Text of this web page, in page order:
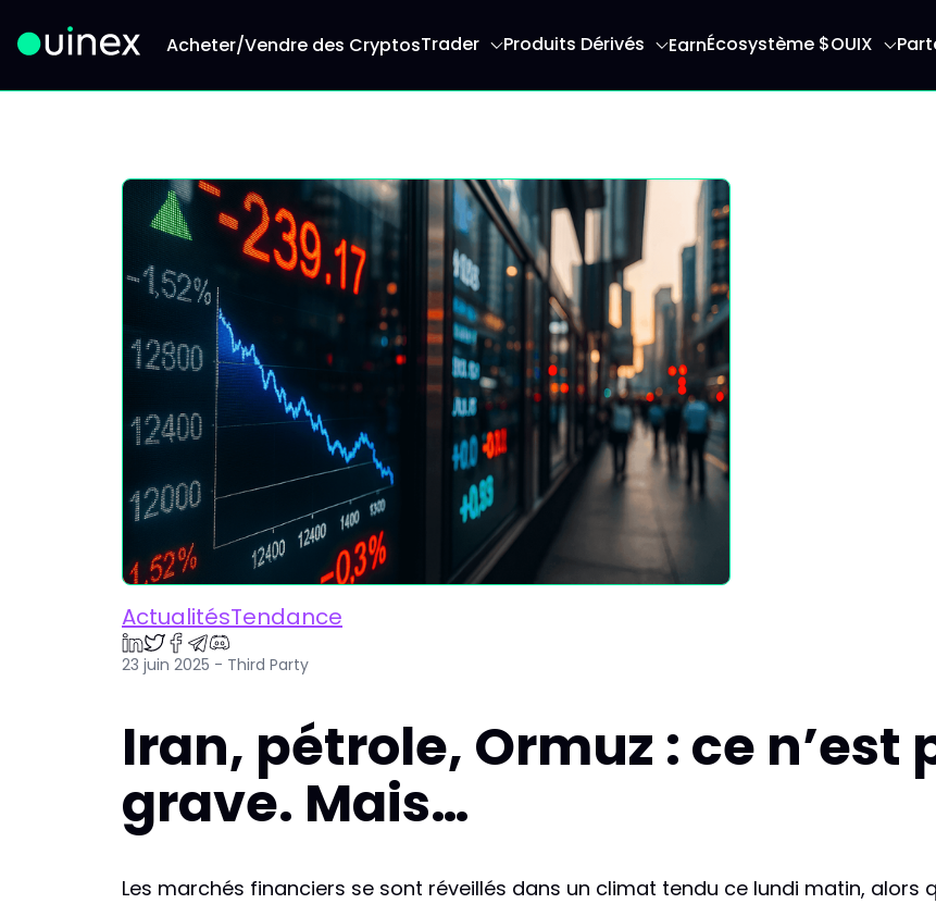
Acheter/Vendre des CryptosTrader Produits Dérivés EarnÉcosystème $OUIX
ActualitésTendance
23 juin 2025 - Third Party
Iran, pétrole, Ormuz : ce n’est
grave. Mais…
Les marchés financiers se sont réveillés dans un climat tendu ce lundi matin, alors